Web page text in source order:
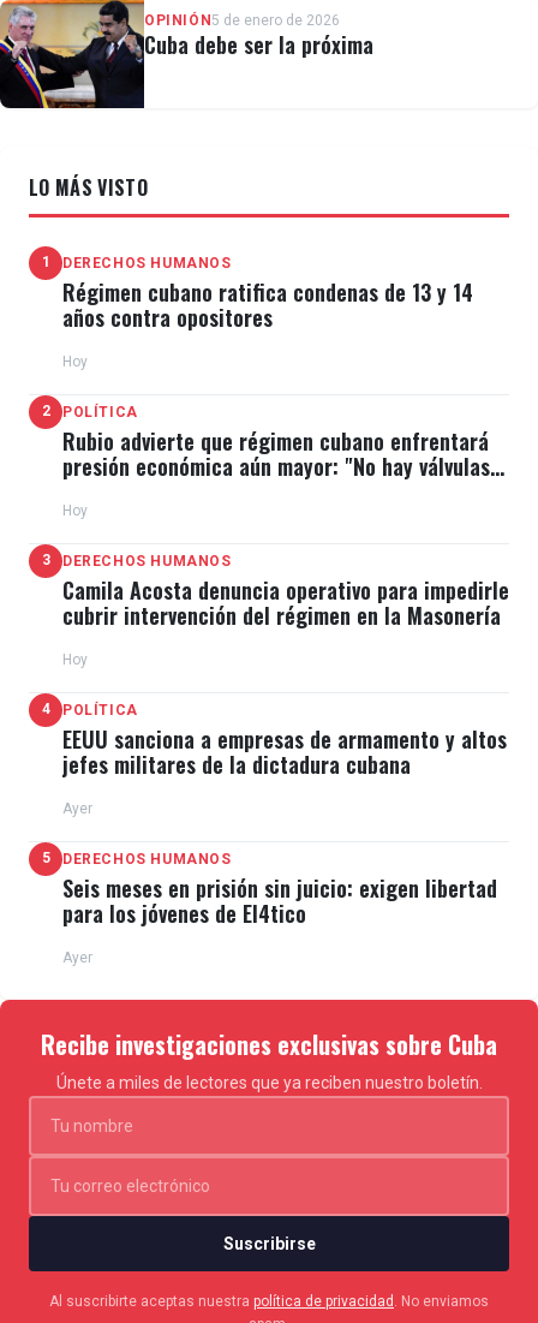
OPINIÓN5 de enero de 2026
Cuba debe ser la próxima
LO MÁS VISTO
1 DERECHOS HUMANOS
Régimen cubano ratifica condenas de 13 y 14
años contra opositores
Hoy
2 POLÍTICA
Rubio advierte que régimen cubano enfrentará
presión económica aún mayor: "No hay válvulas
Hoy
3 DERECHOS HUMANOS
Camila Acosta denuncia operativo para impedirle
cubrir intervención del régimen en la Masonería
Hoy
4 POLÍTICA
EEUU sanciona a empresas de armamento y altos
jefes militares de la dictadura cubana
Ayer
5 DERECHOS HUMANOS
Seis meses en prisión sin juicio: exigen libertad
para los jóvenes de El4tico
Ayer
Recibe investigaciones exclusivas sobre Cuba
Únete a miles de lectores que ya reciben nuestro boletín.
Suscribirse
Al suscribirte aceptas nuestra política de privacidad
. No enviamos